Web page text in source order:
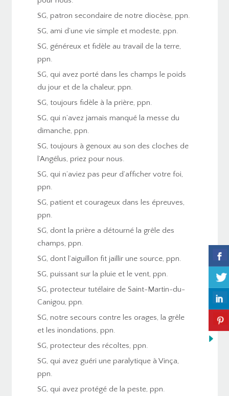
SG, patron secondaire de notre diocèse, ppn.
SG, ami d’une vie simple et modeste, ppn.
SG, généreux et fidèle au travail de la terre,
ppn.
SG, qui avez porté dans les champs le poids
du jour et de la chaleur, ppn.
SG, toujours fidèle à la prière, ppn.
SG, qui n’avez jamais manqué la messe du
dimanche, ppn.
SG, toujours à genoux au son des cloches de
l’Angélus, priez pour nous.
SG, qui n’aviez pas peur d’afficher votre foi,
ppn.
SG, patient et courageux dans les épreuves,
ppn.
SG, dont la prière a détourné la grêle des
champs, ppn.
SG, dont l’aiguillon fit jaillir une source, ppn.
SG, puissant sur la pluie et le vent, ppn.
SG, protecteur tutélaire de Saint-Martin-du-
Canigou, ppn.
SG, notre secours contre les orages, la grêle
et les inondations, ppn.
SG, protecteur des récoltes, ppn.
SG, qui avez guéri une paralytique à Vinça,
ppn.
SG, qui avez protégé de la peste, ppn.